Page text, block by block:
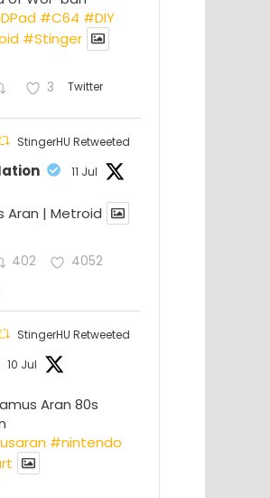
#C64 #DIY
#Stinger
3 Twitter
StingerHU Retweeted
11 Jul
Aran | Metroid
402 4052
StingerHU Retweeted
10 Jul
Aran 80s
#nintendo
ㅤ